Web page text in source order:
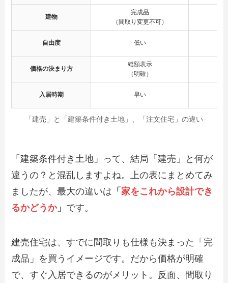
建物
完成品
（間取り変更不可）
自由度 低い
価格の決まり方
総額表示
（明確）
入居時期 早い
「建売」と「建築条件付き土地」、「注文住宅」の違い
「建築条件付き土地」って、結局「建売」と何が
違うの？と混乱しますよね。上の表にまとめてみ
ましたが、最大の違いは 「家をこれから設計でき
るかどうか」 です。
建売住宅は、すでに間取りも仕様も決まった「完
成品」を買うイメージです。だから価格が明確
で、すぐ入居できるのがメリット。反面、間取り